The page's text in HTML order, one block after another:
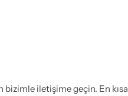
bizimle iletişime geçin. En kısa